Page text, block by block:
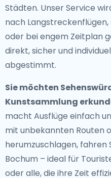
Städten. Unser Service
nach
oder bei engem Zeitplan
direkt, sicher und
abgestimmt.
Sie möchten
Kunstsammlung
macht Ausflüge einfach
mit unbekannten Routen
herumzuschlagen, fahren
Bochum – ideal für
oder alle, die ihre Zeit